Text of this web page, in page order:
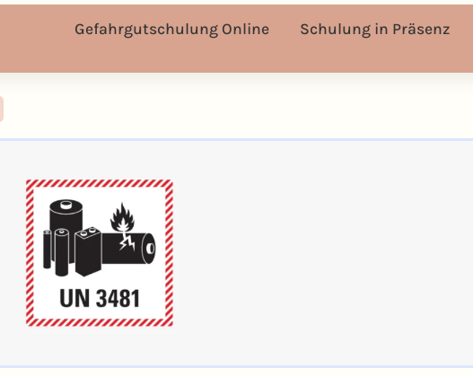
Gefahrgutschulung Online Schulung in Präsenz